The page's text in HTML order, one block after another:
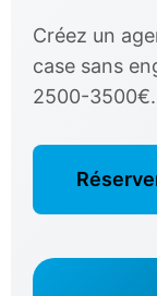
Créez un
case sans
2500-3500€.